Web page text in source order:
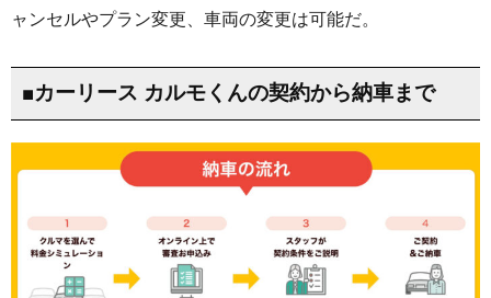
ャンセルやプラン変更、車両の変更は可能だ。
■カーリース カルモくんの契約から納車まで